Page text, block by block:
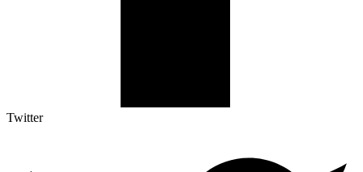
Twitter